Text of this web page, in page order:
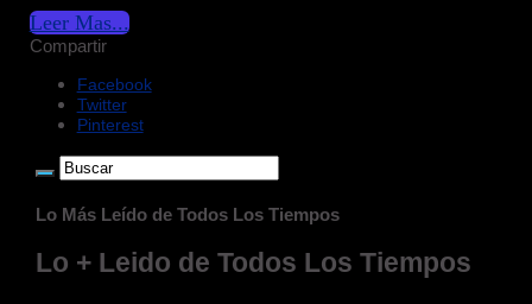
Leer Mas...
Compartir
Facebook
Twitter
Pinterest
Lo Más Leído de Todos Los Tiempos
Lo + Leido de Todos Los Tiempos